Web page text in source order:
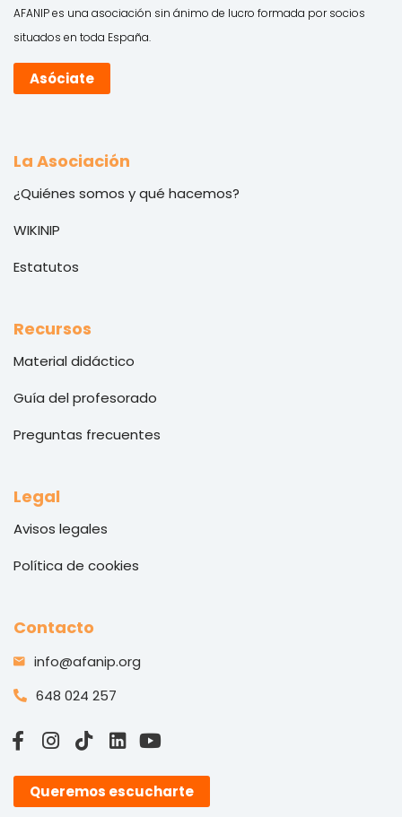
AFANIP es una asociación sin ánimo de lucro formada por socios
situados en toda España.
Asóciate
La Asociación
¿Quiénes somos y qué hacemos?
WIKINIP
Estatutos
Recursos
Material didáctico
Guía del profesorado
Preguntas frecuentes
Legal
Avisos legales
Política de cookies
Contacto
info@afanip.org
648 024 257
Queremos escucharte